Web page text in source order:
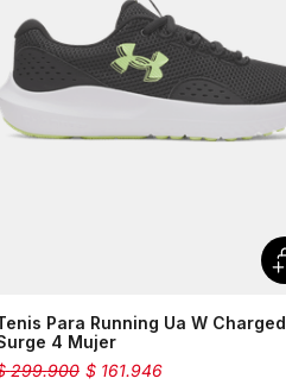
Para Running Ua W Charged
4 Mujer
$ 161.946
299.900